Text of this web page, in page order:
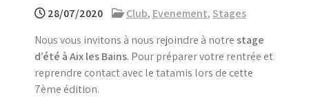
28/07/2020 Club, Evenement, Stages
Nous vous invitons à nous rejoindre à notre stage
d’été à Aix les Bains. Pour préparer votre rentrée et
reprendre contact avec le tatamis lors de cette
7ème édition.